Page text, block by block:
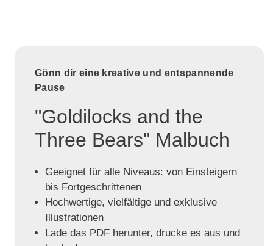
Gönn dir eine kreative und entspannende
Pause
"Goldilocks and the
Three Bears" Malbuch
Geeignet für alle Niveaus: von Einsteigern
bis Fortgeschrittenen
Hochwertige, vielfältige und exklusive
Illustrationen
Lade das PDF herunter, drucke es aus und